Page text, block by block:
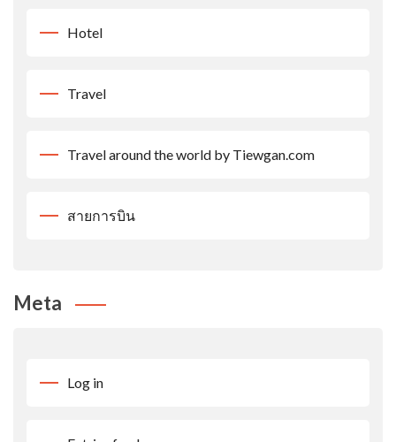
Hotel
Travel
Travel around the world by Tiewgan.com
สายการบิน
Meta
Log in